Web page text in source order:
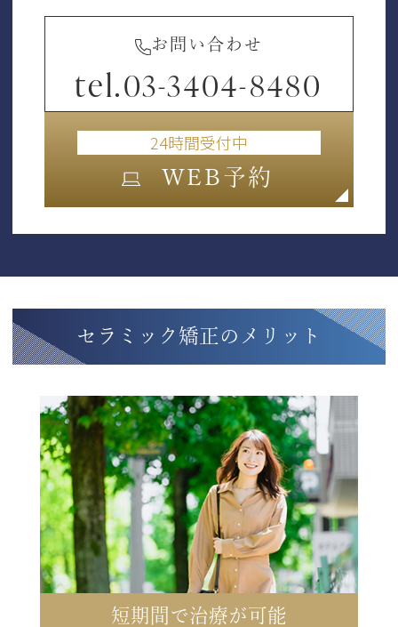
お問い合わせ
tel.03-3404-8480
24時間受付中
WEB予約
セラミック矯正のメリット
短期間で治療が可能